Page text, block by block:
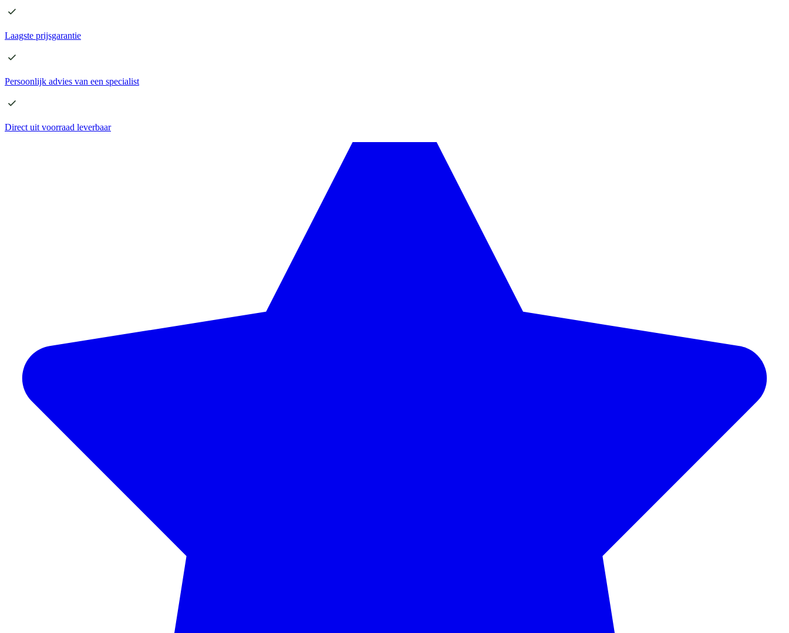
Laagste prijsgarantie
Persoonlijk advies van een specialist
Direct uit voorraad leverbaar